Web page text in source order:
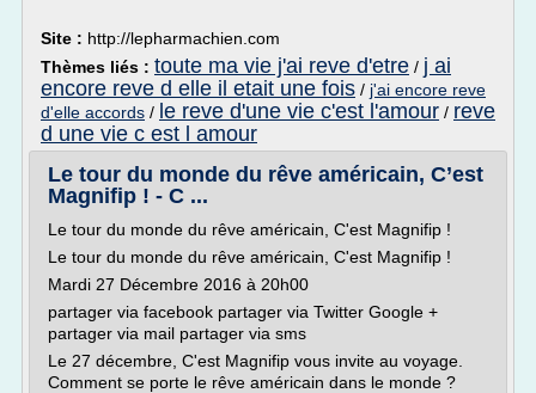
Site : http://lepharmachien.com
Thèmes liés : toute ma vie j'ai reve d'etre / j ai
encore reve d elle il etait une fois / j'ai encore reve
d'elle accords / le reve d'une vie c'est l'amour / reve
d une vie c est l amour
Le tour du monde du rêve américain, C’est
Magnifip ! - C ...
Le tour du monde du rêve américain, C'est Magnifip !
Le tour du monde du rêve américain, C'est Magnifip !
Mardi 27 Décembre 2016 à 20h00
partager via facebook partager via Twitter Google +
partager via mail partager via sms
Le 27 décembre, C'est Magnifip vous invite au voyage.
Comment se porte le rêve américain dans le monde ?